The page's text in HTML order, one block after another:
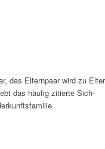
das Elternpaar wird zu
das häufig zitierte Sich-